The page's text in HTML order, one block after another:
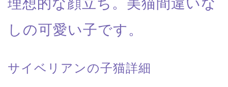
しの可愛い子です。
サイベリアンの子猫詳細